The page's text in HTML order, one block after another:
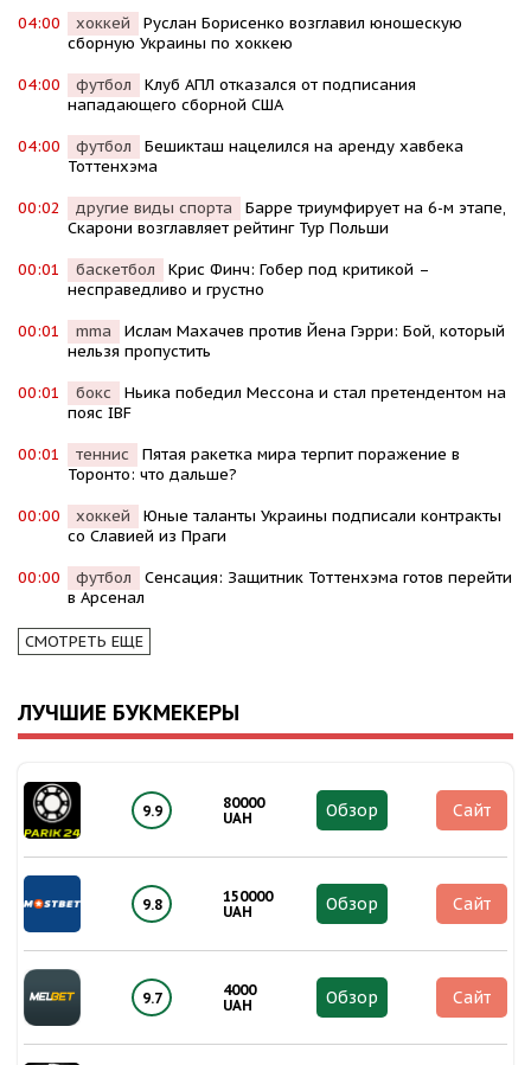
04:00 хоккей
Руслан Борисенко возглавил юношескую
сборную Украины по хоккею
04:00 футбол
Клуб АПЛ отказался от подписания
нападающего сборной США
04:00 футбол
Бешикташ нацелился на аренду хавбека
Тоттенхэма
00:02 другие виды спорта
Барре триумфирует на 6-м этапе,
Скарони возглавляет рейтинг Тур Польши
00:01 баскетбол
Крис Финч: Гобер под критикой –
несправедливо и грустно
00:01 mma
Ислам Махачев против Йена Гэрри: Бой, который
нельзя пропустить
00:01 бокс
Ньика победил Мессона и стал претендентом на
пояс IBF
00:01 теннис
Пятая ракетка мира терпит поражение в
Торонто: что дальше?
00:00 хоккей
Юные таланты Украины подписали контракты
со Славией из Праги
00:00 футбол
Сенсация: Защитник Тоттенхэма готов перейти
в Арсенал
СМОТРЕТЬ ЕЩЕ
ЛУЧШИЕ БУКМЕКЕРЫ
9.9
80000
UAH
Обзор Сайт
9.8
150000
UAH
Обзор Сайт
9.7
4000
UAH
Обзор Сайт